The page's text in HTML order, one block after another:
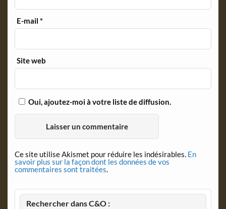
E-mail*
Site web
Oui, ajoutez-moi à votre liste de diffusion.
Ce site utilise Akismet pour réduire les indésirables. En
savoir plus sur la façon dont les données de vos
commentaires sont traitées.
Rechercher dans C&O :